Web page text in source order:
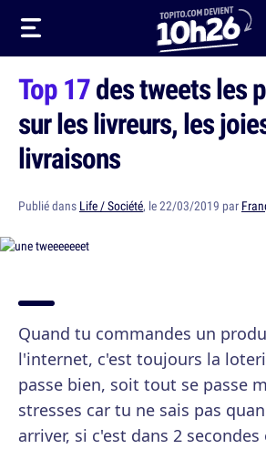
Top 17des tweets les
sur les livreurs, les
livraisons
Publié dans Life / Société, le 22/03/2019 par
Quand tu commandes un
l'internet, c'est toujours la
passe bien, soit tout se passe
stresses car tu ne sais pas
arriver, si c'est dans 2